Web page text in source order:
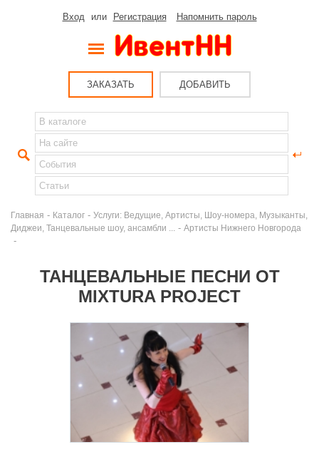
Вход или Регистрация Напомнить пароль
ЗАКАЗАТЬ ДОБАВИТЬ
Главная - Каталог - Услуги: Ведущие, Артисты, Шоу-номера, Музыканты,
Диджеи, Танцевальные шоу, ансамбли ...
- Артисты Нижнего Новгорода
-
ТАНЦЕВАЛЬНЫЕ ПЕСНИ ОТ
MIXTURA PROJECT